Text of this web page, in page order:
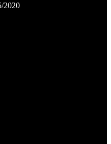
2020